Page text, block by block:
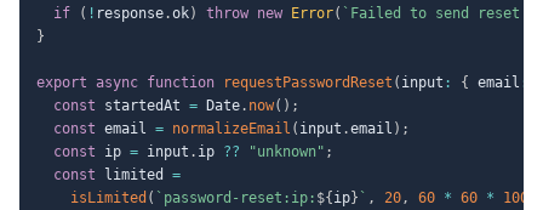
if ( ! response.ok) throw new Error( ` Failed to send reset
}
export async function requestPasswordReset ( input : { email
const startedAt = Date. now( ) ;
const email = normalizeEmail ( input .email ) ;
const ip = input . ip ?? "unknown" ;
const limited =
isLimited ( ` password-reset:ip: ${ ip} ` , 20, 60 * 60 * 1000